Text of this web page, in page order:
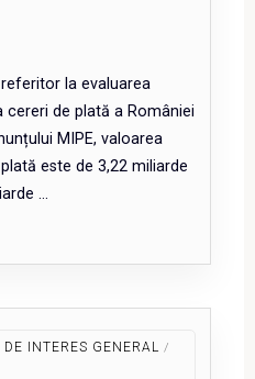
la evaluarea
de plată a României
MIPE, valoarea
este de 3,22 miliarde
…
INTERES GENERAL /